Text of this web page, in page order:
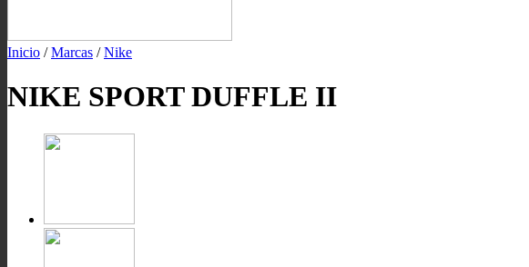
Inicio / Marcas / Nike
NIKE SPORT DUFFLE II